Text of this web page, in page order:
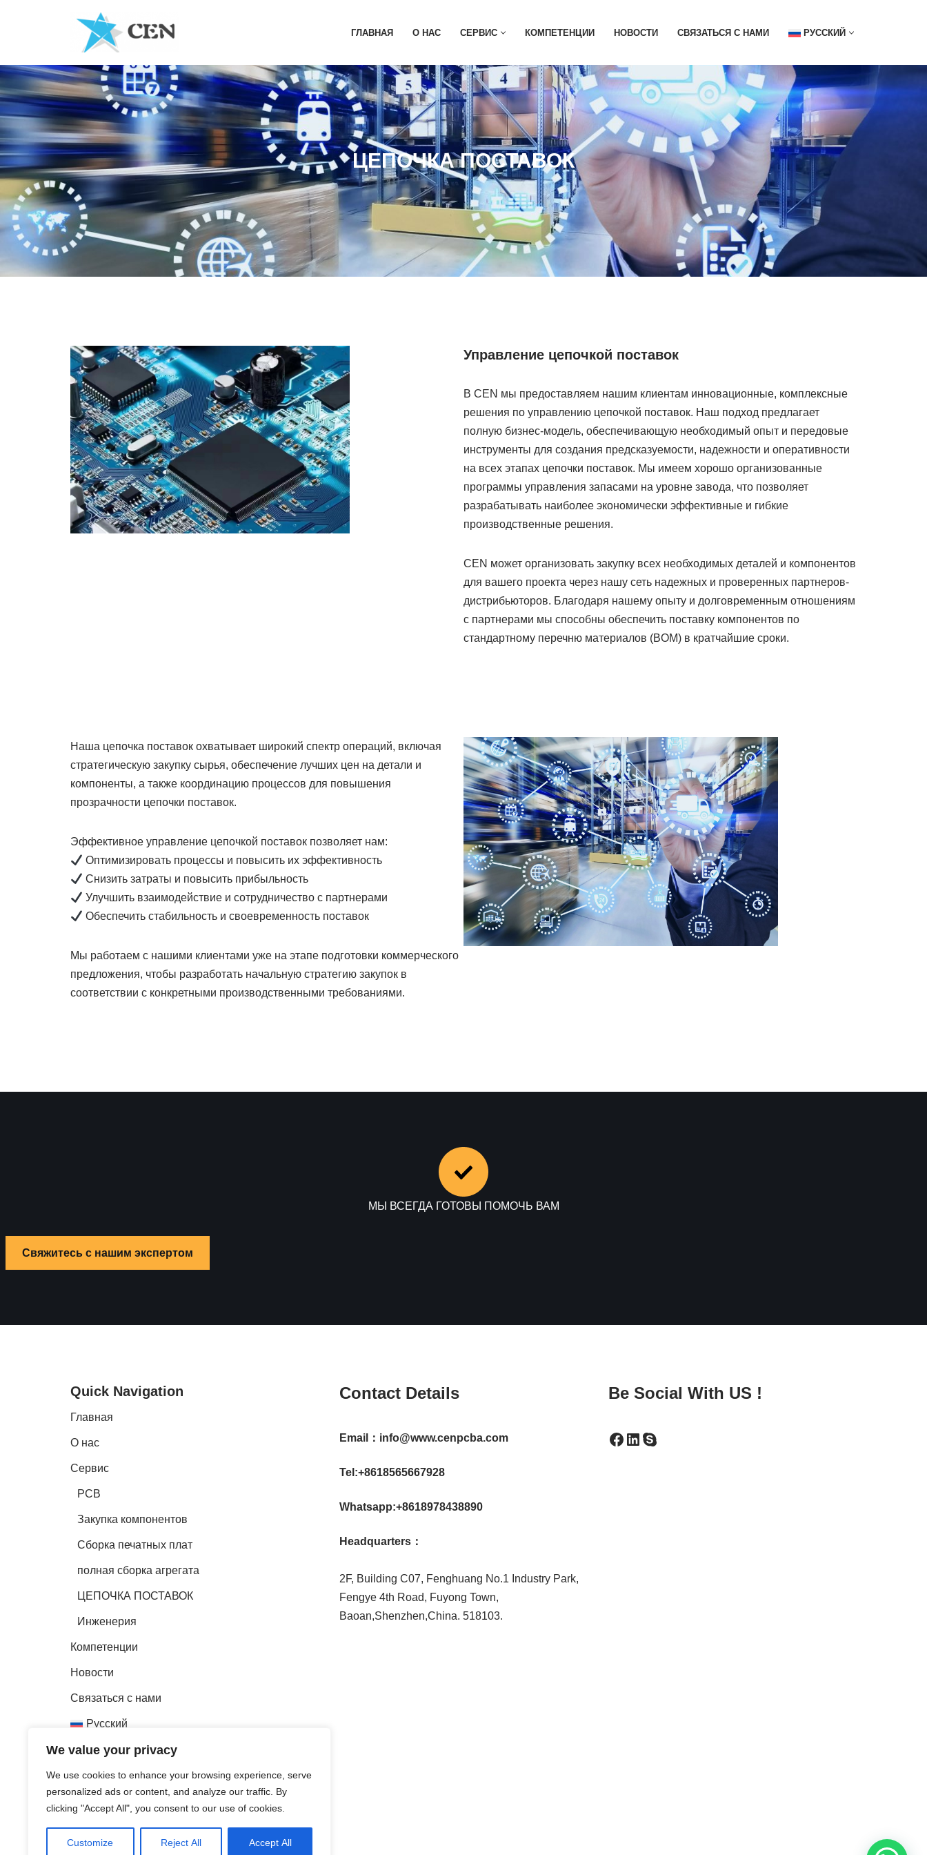
We value your privacy
We use cookies to enhance your browsing experience, serve
personalized ads or content, and analyze our traffic. By
clicking "Accept All", you consent to our use of cookies.
Customize Reject All Accept All
содержимому
ГЛАВНАЯ О НАС СЕРВИС КОМПЕТЕНЦИИ НОВОСТИ СВЯЗАТЬСЯ С НАМИ РУССКИЙ
ЦЕПОЧКА ПОСТАВОК
Управление цепочкой поставок
В CEN мы предоставляем нашим клиентам инновационные, комплексные
решения по управлению цепочкой поставок. Наш подход предлагает
полную бизнес-модель, обеспечивающую необходимый опыт и передовые
инструменты для создания предсказуемости, надежности и оперативности
на всех этапах цепочки поставок. Мы имеем хорошо организованные
программы управления запасами на уровне завода, что позволяет
разрабатывать наиболее экономически эффективные и гибкие
производственные решения.
CEN может организовать закупку всех необходимых деталей и компонентов
для вашего проекта через нашу сеть надежных и проверенных партнеров-
дистрибьюторов. Благодаря нашему опыту и долговременным отношениям
с партнерами мы способны обеспечить поставку компонентов по
стандартному перечню материалов (BOM) в кратчайшие сроки.
Наша цепочка поставок охватывает широкий спектр операций, включая
стратегическую закупку сырья, обеспечение лучших цен на детали и
компоненты, а также координацию процессов для повышения
прозрачности цепочки поставок.
Эффективное управление цепочкой поставок позволяет нам:
Оптимизировать процессы и повысить их эффективность
Снизить затраты и повысить прибыльность
Улучшить взаимодействие и сотрудничество с партнерами
Обеспечить стабильность и своевременность поставок
Мы работаем с нашими клиентами уже на этапе подготовки коммерческого
предложения, чтобы разработать начальную стратегию закупок в
соответствии с конкретными производственными требованиями.
МЫ ВСЕГДА ГОТОВЫ ПОМОЧЬ ВАМ
Свяжитесь с нашим экспертом
Quick Navigation
Главная
О нас
Сервис
PCB
Закупка компонентов
Сборка печатных плат
полная сборка агрегата
ЦЕПОЧКА ПОСТАВОК
Инженерия
Компетенции
Новости
Связаться с нами
Русский
English
Français
Português
Contact Details
Email：info@www.cenpcba.com
Tel:+8618565667928
Whatsapp:+8618978438890
Headquarters：
2F, Building C07, Fenghuang No.1 Industry Park,
Fengye 4th Road, Fuyong Town,
Baoan,Shenzhen,China. 518103.
Be Social With US !